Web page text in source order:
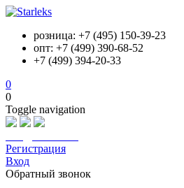
розница: +7 (495) 150-39-23
опт: +7 (499) 390-68-52
+7 (499) 394-20-33
0
0
Toggle navigation
Регистрация
Вход
Обратный звонок